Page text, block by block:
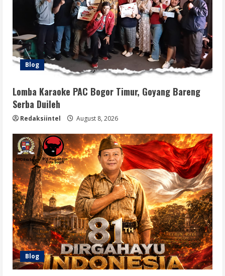
Blog
Lomba Karaoke PAC Bogor Timur, Goyang Bareng
Serba Duileh
Redaksiintel August 8, 2026
Blog